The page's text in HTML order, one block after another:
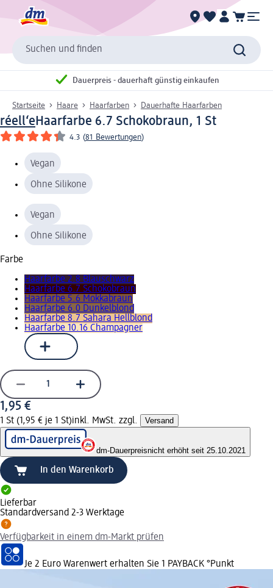
Suchen und finden
Dauerpreis - dauerhaft günstig einkaufen
Startseite Haare Haarfarben Dauerhafte Haarfarben
réell‘e Haarfarbe 6.7 Schokobraun, 1 St
4.3 (81 Bewertungen)
Vegan
Ohne Silikone
Vegan
Ohne Silikone
Farbe
Haarfarbe 2.8 Blauschwarz
Haarfarbe 6.7 Schokobraun
Haarfarbe 5.6 Mokkabraun
Haarfarbe 6.0 Dunkelblond
Haarfarbe 8.7 Sahara Hellblond
Haarfarbe 10.16 Champagner
1,95 €
1 St (1,95 € je 1 St)inkl. MwSt. zzgl. Versand
dm-Dauerpreisnicht erhöht seit 25.10.2021
In den Warenkorb
Lieferbar
Standardversand 2-3 Werktage
Verfügbarkeit in einem dm-Markt prüfen
Je 2 Euro Warenwert erhalten Sie 1 PAYBACK °Punkt